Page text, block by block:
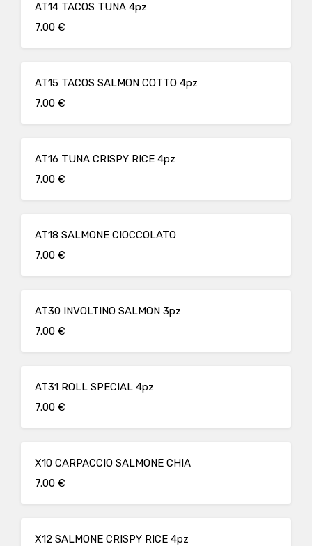
AT14 TACOS TUNA 4pz
7.00 €
AT15 TACOS SALMON COTTO 4pz
7.00 €
AT16 TUNA CRISPY RICE 4pz
7.00 €
AT18 SALMONE CIOCCOLATO
7.00 €
AT30 INVOLTINO SALMON 3pz
7.00 €
AT31 ROLL SPECIAL 4pz
7.00 €
X10 CARPACCIO SALMONE CHIA
7.00 €
X12 SALMONE CRISPY RICE 4pz